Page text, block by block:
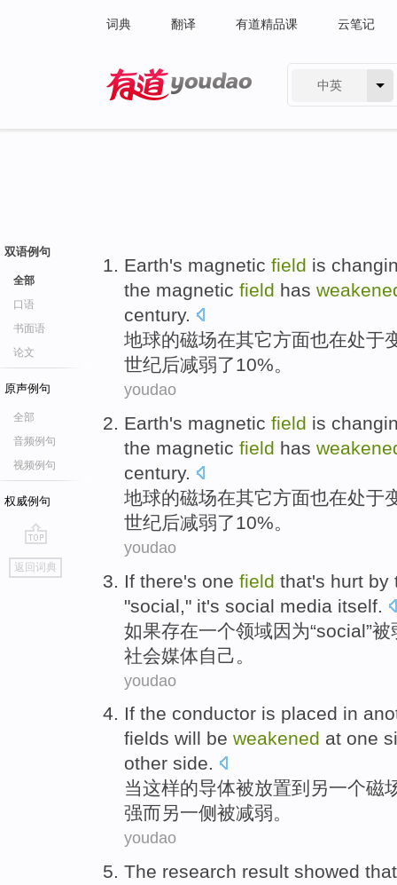
词典 翻译 有道精品课 云笔记
中英
双语例句
全部
口语
书面语
论文
原声例句
全部
音频例句
视频例句
权威例句
go
top
返回词典
Earth's magnetic field is
the magnetic field has
century.
地球的磁场在其它方面也在处于
世纪后减弱了10%。
youdao
Earth's magnetic field is
the magnetic field has
century.
地球的磁场在其它方面也在处于
世纪后减弱了10%。
youdao
If there's one field that's hurt by
"social ," it's social media itself
如果存在一个领域因为“social”被
社会媒体自己 。
youdao
If the conductor is placed in
fields will be weakened at one
other side.
当这样的导体被放置到 另一个磁
强而另一侧被减弱。
youdao
The research result showed